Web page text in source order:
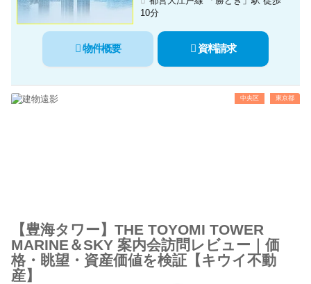
10分
物件概要 資料請求
中央区 東京都
【豊海タワー】THE TOYOMI TOWER
MARINE＆SKY 案内会訪問レビュー｜価
格・眺望・資産価値を検証【キウイ不動
産】